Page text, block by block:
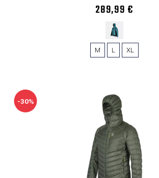
289,99 €
M L XL
-30%